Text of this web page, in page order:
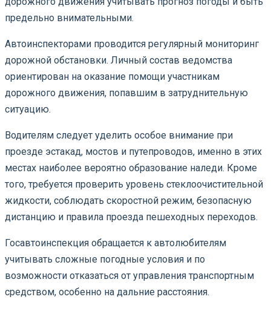
предельно внимательными.
Автоинспекторами проводится регулярный мониторинг
дорожной обстановки. Личный состав ведомства
ориентирован на оказание помощи участникам
дорожного движения, попавшим в затруднительную
ситуацию.
Водителям следует уделить особое внимание при
проезде эстакад, мостов и путепроводов, именно в этих
местах наиболее вероятно образование наледи. Кроме
того, требуется проверить уровень стеклоочистительной
жидкости, соблюдать скоростной режим, безопасную
дистанцию и правила проезда пешеходных переходов.
Госавтоинспекция обращается к автолюбителям
учитывать сложные погодные условия и по
возможности отказаться от управления транспортным
средством, особенно на дальние расстояния.